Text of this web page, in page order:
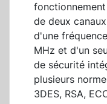
de deux
d'une
MHz et d'un
de sécurité
plusieurs
3DES, RSA,